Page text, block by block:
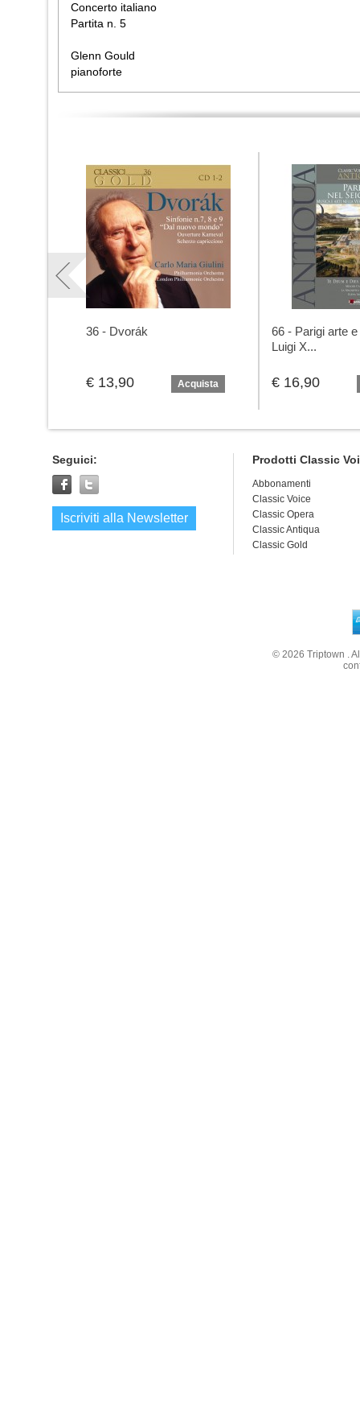
Concerto italiano
Partita n. 5
Glenn Gould
pianoforte
36 - Dvorák
€ 13,90 Acquista
66 - Parigi arte
Luigi X...
€ 16,90
Seguici:
Iscriviti alla Newsletter
Prodotti Classic
Abbonamenti
Classic Voice
Classic Opera
Classic Antiqua
Classic Gold
© 2026Triptown .